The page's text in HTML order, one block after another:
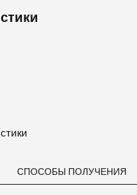
СПОСОБЫ ПОЛУЧЕНИЯ